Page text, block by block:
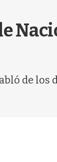
de los